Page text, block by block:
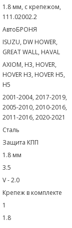
1.8 мм, с крепежом,
111.02002.2
АвтоБРОНЯ
ISUZU, DW HOWER,
GREAT WALL, HAVAL
AXIOM, H3, HOVER,
HOVER H3, HOVER H5,
H5
2001-2004, 2017-2019,
2005-2010, 2010-2016,
2011-2016, 2020-2021
Сталь
Защита КПП
1.8 мм
3.5
V - 2.0
Крепеж в комплекте
1
1.8